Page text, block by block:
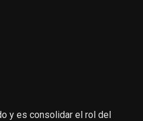
y es consolidar el rol del